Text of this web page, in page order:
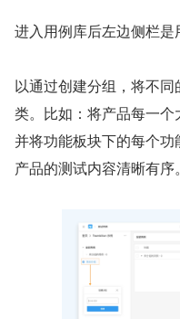
进入用例库后左边侧栏是
以通过创建分组，将不
类。比如：将产品每一个
并将功能板块下的每个
产品的测试内容清晰有序。